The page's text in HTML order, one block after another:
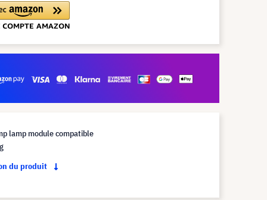
lamp module compatible
du produit